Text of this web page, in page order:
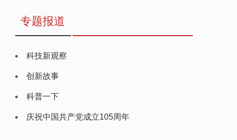
专题报道
科技新观察
创新故事
科普一下
庆祝中国共产党成立105周年